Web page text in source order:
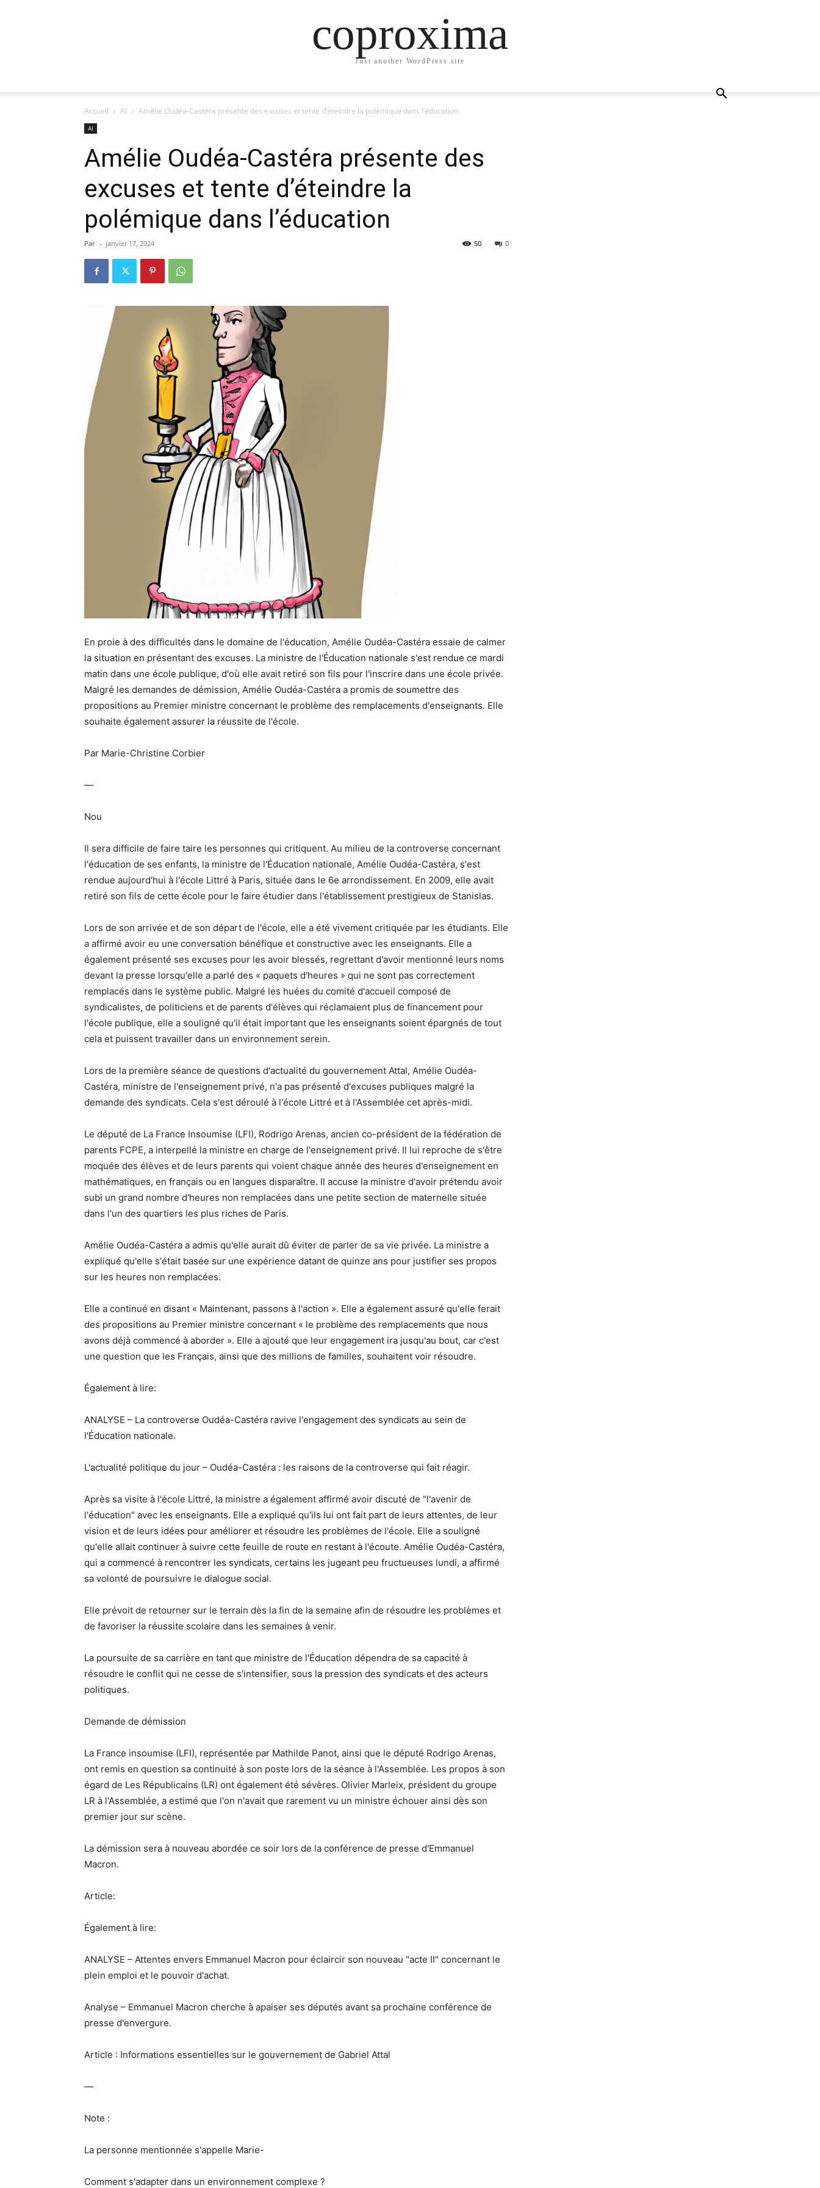
coproxima
Just another WordPress site
Accueil AI Amélie Oudéa-Castéra présente des excuses et tente d’éteindre la polémique dans l’éducation
AI
Amélie Oudéa-Castéra présente des
excuses et tente d’éteindre la
polémique dans l’éducation
Par - janvier 17, 2024 0
50
En proie à des difficultés dans le domaine de l'éducation, Amélie Oudéa-Castéra essaie de calmer
la situation en présentant des excuses. La ministre de l'Éducation nationale s'est rendue ce mardi
matin dans une école publique, d'où elle avait retiré son fils pour l'inscrire dans une école privée.
Malgré les demandes de démission, Amélie Oudéa-Castéra a promis de soumettre des
propositions au Premier ministre concernant le problème des remplacements d'enseignants. Elle
souhaite également assurer la réussite de l'école.
Par Marie-Christine Corbier
—
Nou
Il sera difficile de faire taire les personnes qui critiquent. Au milieu de la controverse concernant
l'éducation de ses enfants, la ministre de l'Éducation nationale, Amélie Oudéa-Castéra, s'est
rendue aujourd'hui à l'école Littré à Paris, située dans le 6e arrondissement. En 2009, elle avait
retiré son fils de cette école pour le faire étudier dans l'établissement prestigieux de Stanislas.
Lors de son arrivée et de son départ de l'école, elle a été vivement critiquée par les étudiants. Elle
a affirmé avoir eu une conversation bénéfique et constructive avec les enseignants. Elle a
également présenté ses excuses pour les avoir blessés, regrettant d'avoir mentionné leurs noms
devant la presse lorsqu'elle a parlé des « paquets d'heures » qui ne sont pas correctement
remplacés dans le système public. Malgré les huées du comité d'accueil composé de
syndicalistes, de politiciens et de parents d'élèves qui réclamaient plus de financement pour
l'école publique, elle a souligné qu'il était important que les enseignants soient épargnés de tout
cela et puissent travailler dans un environnement serein.
Lors de la première séance de questions d'actualité du gouvernement Attal, Amélie Oudéa-
Castéra, ministre de l'enseignement privé, n'a pas présenté d'excuses publiques malgré la
demande des syndicats. Cela s'est déroulé à l'école Littré et à l'Assemblée cet après-midi.
Le député de La France Insoumise (LFI), Rodrigo Arenas, ancien co-président de la fédération de
parents FCPE, a interpellé la ministre en charge de l'enseignement privé. Il lui reproche de s'être
moquée des élèves et de leurs parents qui voient chaque année des heures d'enseignement en
mathématiques, en français ou en langues disparaître. Il accuse la ministre d'avoir prétendu avoir
subi un grand nombre d'heures non remplacées dans une petite section de maternelle située
dans l'un des quartiers les plus riches de Paris.
Amélie Oudéa-Castéra a admis qu'elle aurait dû éviter de parler de sa vie privée. La ministre a
expliqué qu'elle s'était basée sur une expérience datant de quinze ans pour justifier ses propos
sur les heures non remplacées.
Elle a continué en disant « Maintenant, passons à l'action ». Elle a également assuré qu'elle ferait
des propositions au Premier ministre concernant « le problème des remplacements que nous
avons déjà commencé à aborder ». Elle a ajouté que leur engagement ira jusqu'au bout, car c'est
une question que les Français, ainsi que des millions de familles, souhaitent voir résoudre.
Également à lire:
ANALYSE – La controverse Oudéa-Castéra ravive l'engagement des syndicats au sein de
l'Éducation nationale.
L'actualité politique du jour – Oudéa-Castéra : les raisons de la controverse qui fait réagir.
Après sa visite à l'école Littré, la ministre a également affirmé avoir discuté de "l'avenir de
l'éducation" avec les enseignants. Elle a expliqué qu'ils lui ont fait part de leurs attentes, de leur
vision et de leurs idées pour améliorer et résoudre les problèmes de l'école. Elle a souligné
qu'elle allait continuer à suivre cette feuille de route en restant à l'écoute. Amélie Oudéa-Castéra,
qui a commencé à rencontrer les syndicats, certains les jugeant peu fructueuses lundi, a affirmé
sa volonté de poursuivre le dialogue social.
Elle prévoit de retourner sur le terrain dès la fin de la semaine afin de résoudre les problèmes et
de favoriser la réussite scolaire dans les semaines à venir.
La poursuite de sa carrière en tant que ministre de l'Éducation dépendra de sa capacité à
résoudre le conflit qui ne cesse de s'intensifier, sous la pression des syndicats et des acteurs
politiques.
Demande de démission
La France insoumise (LFI), représentée par Mathilde Panot, ainsi que le député Rodrigo Arenas,
ont remis en question sa continuité à son poste lors de la séance à l'Assemblée. Les propos à son
égard de Les Républicains (LR) ont également été sévères. Olivier Marleix, président du groupe
LR à l'Assemblée, a estimé que l'on n'avait que rarement vu un ministre échouer ainsi dès son
premier jour sur scène.
La démission sera à nouveau abordée ce soir lors de la conférence de presse d'Emmanuel
Macron.
Article:
Également à lire:
ANALYSE – Attentes envers Emmanuel Macron pour éclaircir son nouveau "acte II" concernant le
plein emploi et le pouvoir d'achat.
Analyse – Emmanuel Macron cherche à apaiser ses députés avant sa prochaine conférence de
presse d'envergure.
Article : Informations essentielles sur le gouvernement de Gabriel Attal
—
Note :
La personne mentionnée s'appelle Marie-
Comment s'adapter dans un environnement complexe ?